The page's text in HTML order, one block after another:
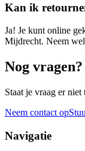
Kan ik
Ja! Je kunt online
Mijdrecht. Neem
Nog vragen?
Staat je vraag er
Neem contact op
Navigatie